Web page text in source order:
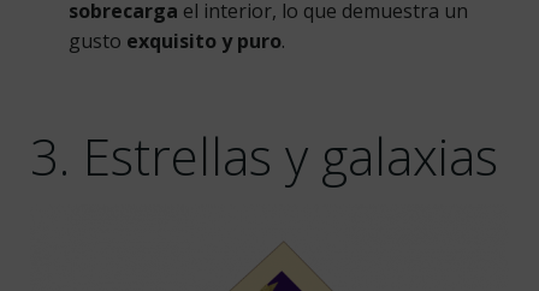
sobrecarga el interior, lo que demuestra un
gusto exquisito y puro.
3. Estrellas y galaxias